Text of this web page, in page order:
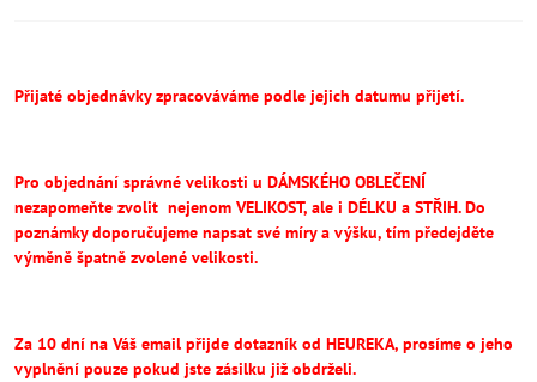
Přijaté objednávky zpracováváme podle jejich datumu přijetí.
Pro objednání správné velikosti u DÁMSKÉHO OBLEČENÍ
nezapomeňte zvolit nejenom VELIKOST, ale i DÉLKU a STŘIH.Do
poznámky doporučujeme napsat své míry a výšku, tím předejděte
výměně špatně zvolené velikosti.
Za 10 dní na Váš email přijde dotazník od HEUREKA, prosíme o jeho
vyplnění pouze pokud jste zásilku již obdrželi.